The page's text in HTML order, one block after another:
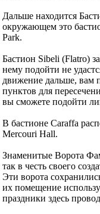
Дальше находится
окружающем это
Park.
Бастион Sibeli (Flatro)
нему подойти не
движение дальше, вам
пунктов для
вы сможете подойти
В бастионе Caraffa
Mercouri Hall.
Знаменитые Ворота
так в честь своего
Эти ворота
их помещение
праздники здесь